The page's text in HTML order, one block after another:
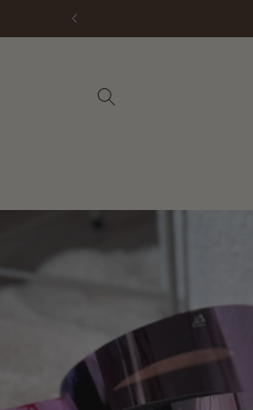
naar de
content